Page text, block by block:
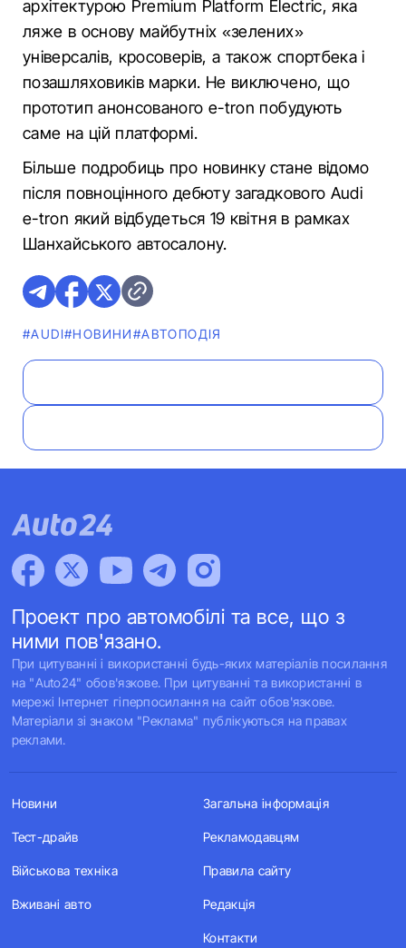
архітектурою Premium Platform Electric, яка
ляже в основу майбутніх «зелених»
універсалів, кросоверів, а також спортбека і
позашляховиків марки. Не виключено, що
прототип анонсованого e-tron побудують
саме на цій платформі.
Більше подробиць про новинку стане відомо
після повноцінного дебюту загадкового Audi
e-tron який відбудеться 19 квітня в рамках
Шанхайського автосалону.
#AUDI#НОВИНИ#АВТОПОДІЯ
Проект про автомобілі та все, що з
ними пов'язано.
При цитуванні і використанні будь-яких матеріалів посилання
на "Auto24" обов'язкове. При цитуванні та використанні в
мережі Інтернет гіперпосилання на сайт обов'язкове.
Матеріали зі знаком "Реклама" публікуються на правах
реклами.
Новини
Тест-драйв
Військова техніка
Вживані авто
Загальна інформація
Рекламодавцям
Правила сайту
Редакція
Контакти